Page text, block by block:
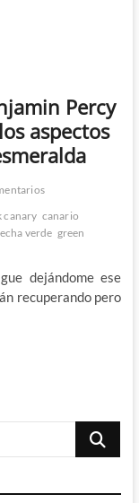
Percy
aspectos
canary canario
verde green
dejándome ese
recuperando pero
Buscar